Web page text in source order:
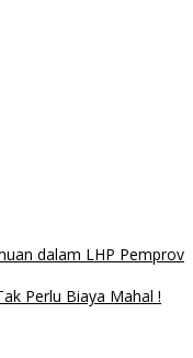
dalam LHP Pemprov
Perlu Biaya Mahal !